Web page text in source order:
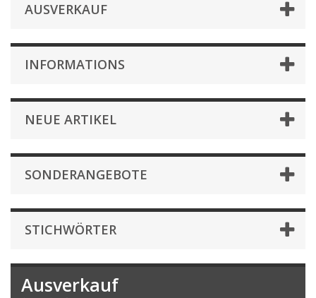
AUSVERKAUF
INFORMATIONS
NEUE ARTIKEL
SONDERANGEBOTE
STICHWÖRTER
Ausverkauf